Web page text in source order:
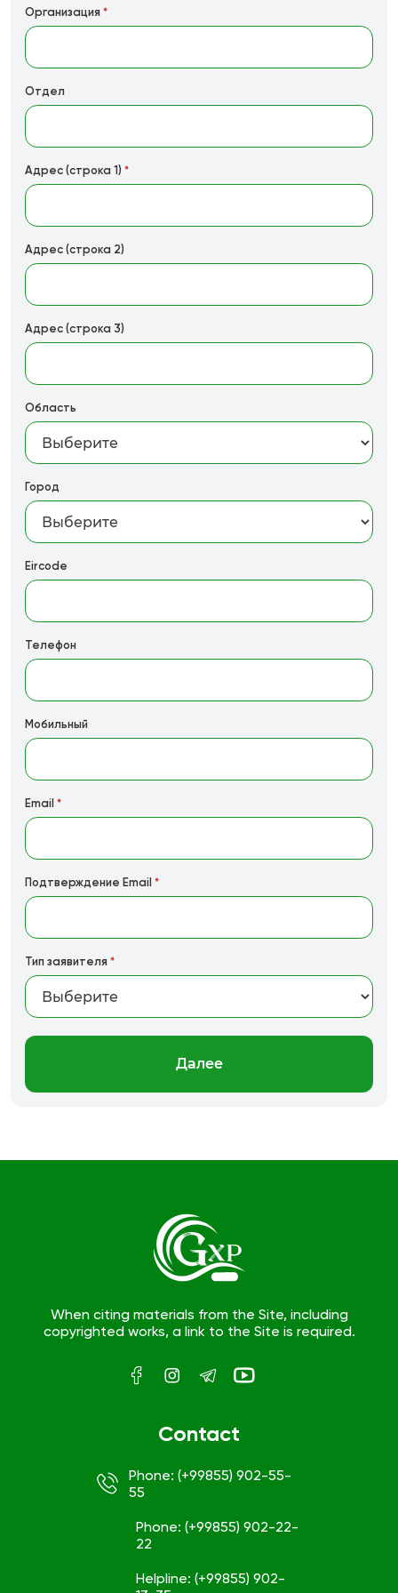
Организация *
Отдел
Адрес (строка 1) *
Адрес (строка 2)
Адрес (строка 3)
Область
Город
Eircode
Телефон
Мобильный
Email *
Подтверждение Email *
Тип заявителя *
Далее
When citing materials from the Site, including
copyrighted works, a link to the Site is required.
Contact
Phone: (+99855) 902-55-
55
Phone: (+99855) 902-22-
22
Helpline: (+99855) 902-